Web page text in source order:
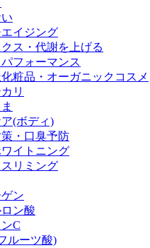
イジング
ス・代謝を上げる
フォーマンス
粧品・オーガニックコスメ
リ
(ボディ)
・口臭予防
イトニング
リミング
ン
ン酸
C
ルーツ酸)